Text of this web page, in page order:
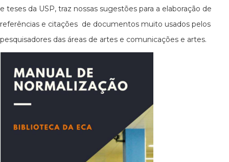
e teses da USP, traz nossas sugestões para a elaboração de
referências e citações de documentos muito usados pelos
pesquisadores das áreas de artes e comunicações e artes.